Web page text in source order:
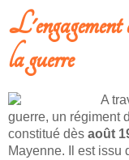
la guerre
A
guerre, un régiment
constitué dès août
Mayenne. Il est issu